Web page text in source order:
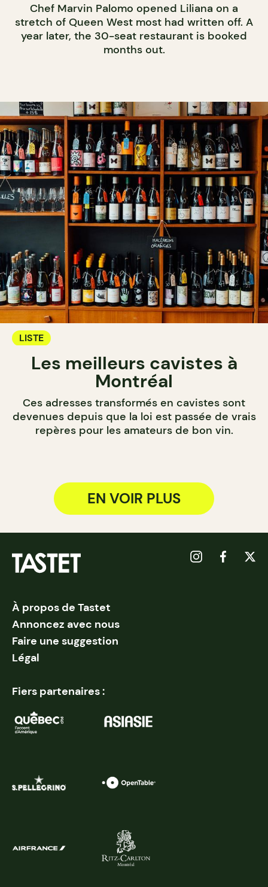
Chef Marvin Palomo opened Liliana on a
stretch of Queen West most had written off. A
year later, the 30-seat restaurant is booked
months out.
LISTE
Les meilleurs cavistes à
Montréal
Ces adresses transformés en cavistes sont
devenues depuis que la loi est passée de vrais
repères pour les amateurs de bon vin.
EN VOIR PLUS
À propos de Tastet
Annoncez avec nous
Faire une suggestion
Légal
Fiers partenaires :